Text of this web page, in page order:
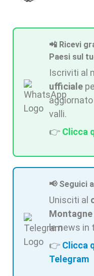
📲 Ricevi
Paesi sul
Iscriviti al
ufficiale
valli.
👉 Clicca
📢 Seguici
Unisciti al
Montagne
le news in
👉 Clicca
Telegram